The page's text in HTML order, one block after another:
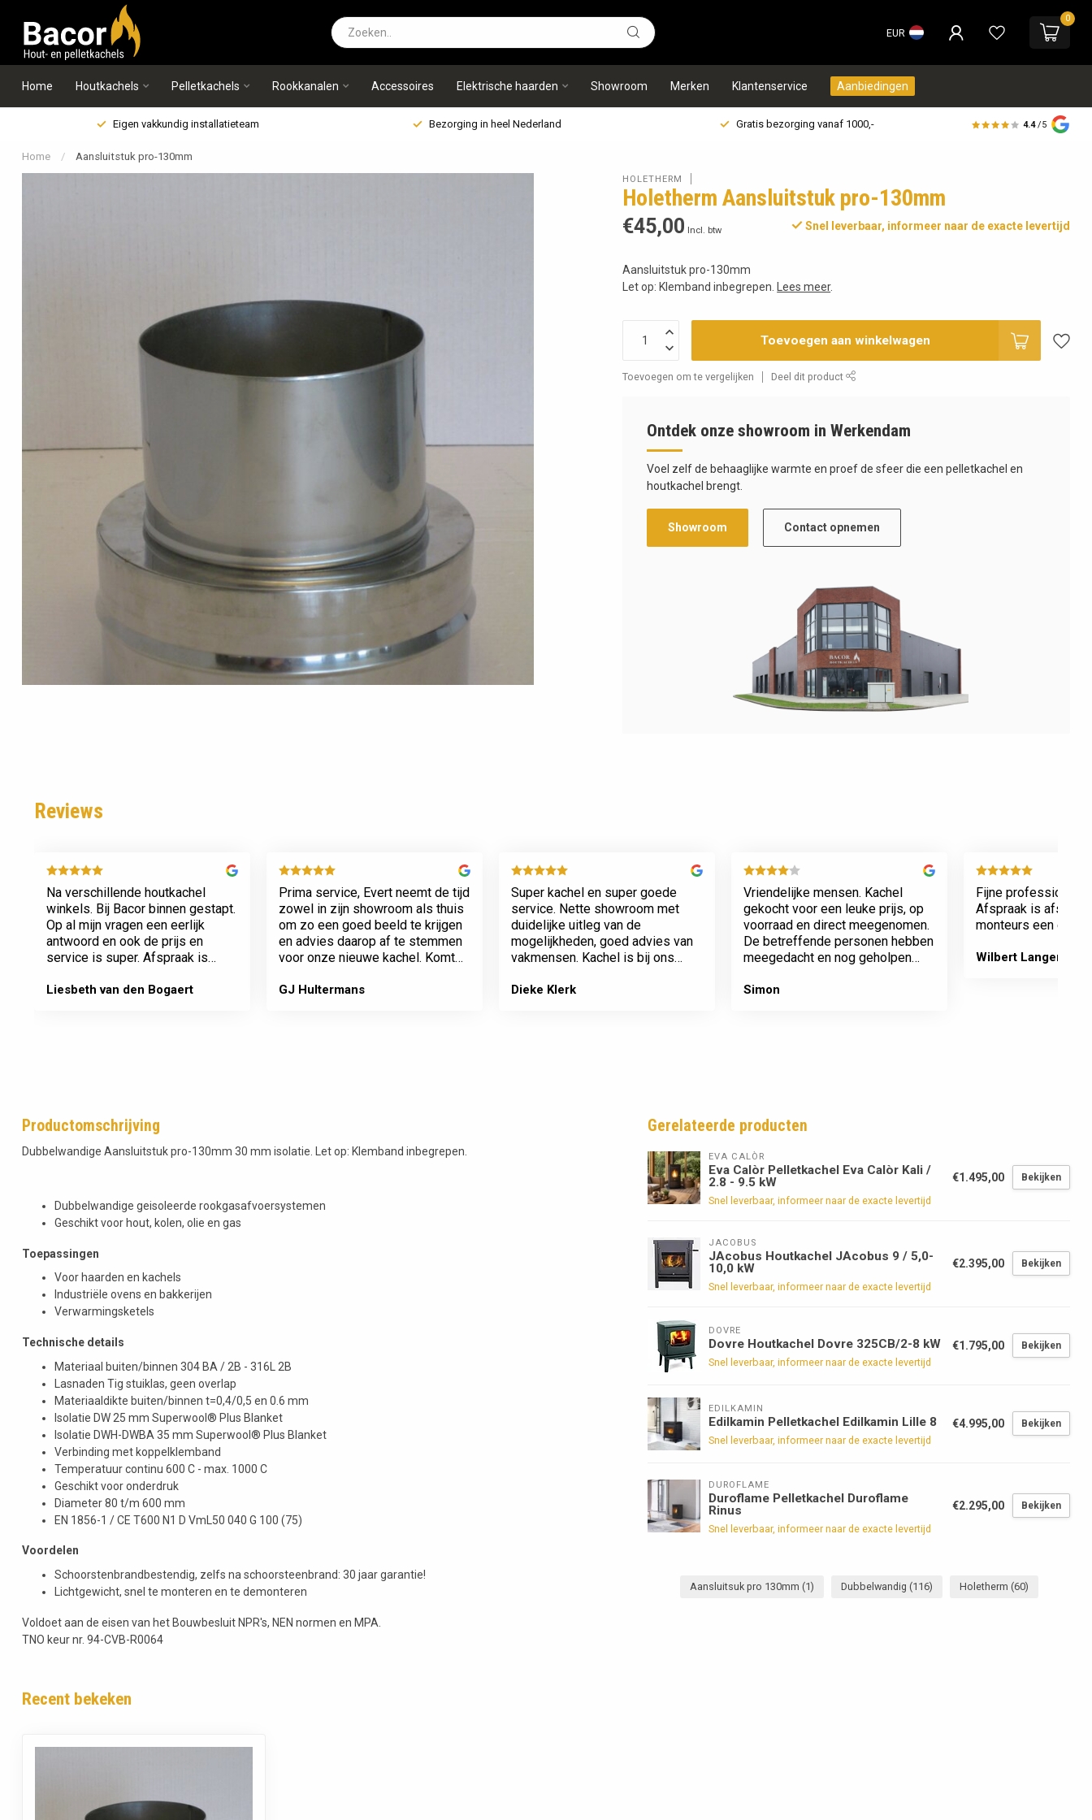
EUR
0
Home Houtkachels Pelletkachels Rookkanalen Accessoires Elektrische haarden Showroom Merken Klantenservice Aanbiedingen
Eigen vakkundig installatieteam Bezorging in heel Nederland Gratis bezorging vanaf 1000,- 4.4 /5
Home / Aansluitstuk pro-130mm
HOLETHERM
Holetherm Aansluitstuk pro-130mm
€45,00 Incl. btw Snel leverbaar, informeer naar de exacte levertijd
Aansluitstuk pro-130mm
Let op: Klemband inbegrepen.
Lees meer.
Toevoegen aan winkelwagen
Toevoegen om te vergelijken Deel dit product
Ontdek onze showroom in Werkendam
Voel zelf de behaaglijke warmte en proef de sfeer die een pelletkachel en
houtkachel brengt.
Showroom Contact opnemen
Reviews
Na verschillende houtkachel
winkels. Bij Bacor binnen gestapt.
Op al mijn vragen een eerlijk
antwoord en ook de prijs en
service is super. Afspraak is
Dank jullie wel! Bacor
Liesbeth van den Bogaert
Prima service, Evert neemt de tijd
zowel in zijn showroom als thuis
om zo een goed beeld te krijgen
en advies daarop af te stemmen
voor onze nieuwe kachel. Komt
GJ Hultermans
Super kachel en super goede
service. Nette showroom met
duidelijke uitleg van de
mogelijkheden, goed advies van
vakmensen. Kachel is bij ons
het rookkanaal. Plaatsing en
Dieke Klerk
Vriendelijke mensen. Kachel
gekocht voor een leuke prijs, op
voorraad en direct meegenomen.
De betreffende personen hebben
meegedacht en nog geholpen
Simon
Fijne professionele
Afspraak is
monteurs een echte
Wilbert Langenberg
Productomschrijving
Dubbelwandige Aansluitstuk pro-130mm 30 mm isolatie. Let op: Klemband inbegrepen.
Dubbelwandige geisoleerde rookgasafvoersystemen
Geschikt voor hout, kolen, olie en gas
Toepassingen
Voor haarden en kachels
Industriële ovens en bakkerijen
Verwarmingsketels
Technische details
Materiaal buiten/binnen 304 BA / 2B - 316L 2B
Lasnaden Tig stuiklas, geen overlap
Materiaaldikte buiten/binnen t=0,4/0,5 en 0.6 mm
Isolatie DW 25 mm Superwool® Plus Blanket
Isolatie DWH-DWBA 35 mm Superwool® Plus Blanket
Verbinding met koppelklemband
Temperatuur continu 600 C - max. 1000 C
Geschikt voor onderdruk
Diameter 80 t/m 600 mm
EN 1856-1 / CE T600 N1 D VmL50 040 G 100 (75)
Voordelen
Schoorstenbrandbestendig, zelfs na schoorsteenbrand: 30 jaar garantie!
Lichtgewicht, snel te monteren en te demonteren
Voldoet aan de eisen van het Bouwbesluit NPR's, NEN normen en MPA.
TNO keur nr. 94-CVB-R0064
Gerelateerde producten
EVA CALÒR
Eva Calòr Pelletkachel Eva Calòr Kali /
2.8 - 9.5 kW
Snel leverbaar, informeer naar de exacte levertijd
€1.495,00 Bekijken
JACOBUS
JAcobus Houtkachel JAcobus 9 / 5,0-
10,0 kW
Snel leverbaar, informeer naar de exacte levertijd
€2.395,00 Bekijken
DOVRE
Dovre Houtkachel Dovre 325CB/2-8 kW
Snel leverbaar, informeer naar de exacte levertijd
€1.795,00 Bekijken
EDILKAMIN
Edilkamin Pelletkachel Edilkamin Lille 8
Snel leverbaar, informeer naar de exacte levertijd
€4.995,00 Bekijken
DUROFLAME
Duroflame Pelletkachel Duroflame
Rinus
Snel leverbaar, informeer naar de exacte levertijd
€2.295,00 Bekijken
Aansluitsuk pro 130mm (1) Dubbelwandig (116) Holetherm (60)
Recent bekeken